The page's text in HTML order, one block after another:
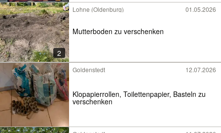
2
Lohne (Oldenburg) 01.05.2026
Mutterboden zu verschenken
Goldenstedt 12.07.2026
Klopapierrollen, Toilettenpapier, Basteln zu
verschenken